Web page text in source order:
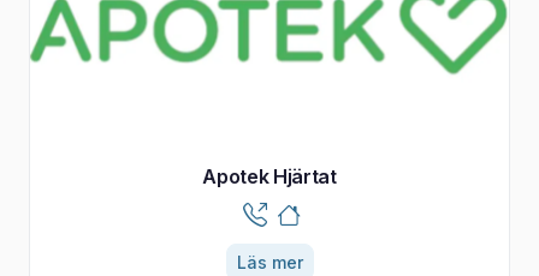
Apotek Hjärtat
Läs mer